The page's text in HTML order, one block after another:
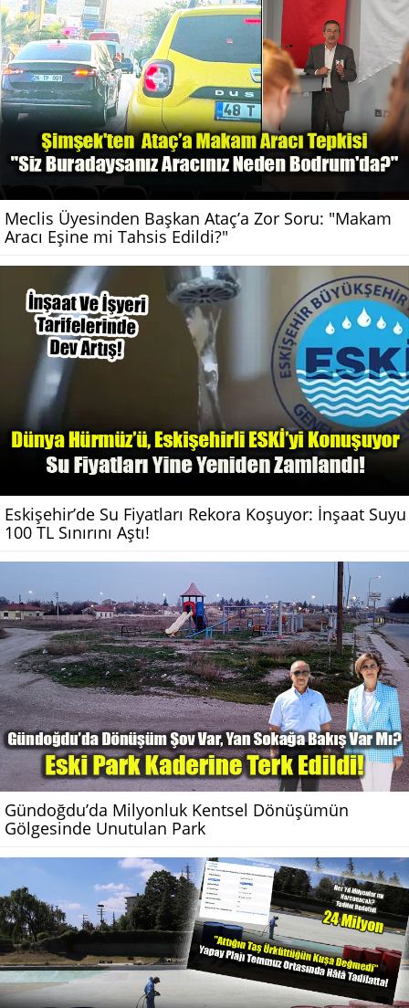
Meclis Üyesinden Başkan Ataç’a Zor Soru: "Makam
Aracı Eşine mi Tahsis Edildi?"
Eskişehir’de Su Fiyatları Rekora Koşuyor: İnşaat Suyu
100 TL Sınırını Aştı!
Gündoğdu’da Milyonluk Kentsel Dönüşümün
Gölgesinde Unutulan Park